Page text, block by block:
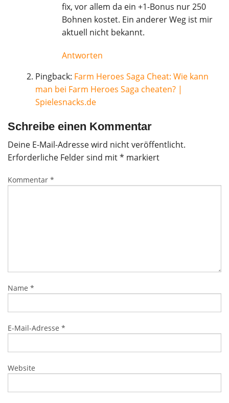
fix, vor allem da ein +1-Bonus nur 250
Bohnen kostet. Ein anderer Weg ist mir
aktuell nicht bekannt.
Antworten
Pingback: Farm Heroes Saga Cheat: Wie kann
man bei Farm Heroes Saga cheaten? |
Spielesnacks.de
Schreibe einen Kommentar
Deine E-Mail-Adresse wird nicht veröffentlicht.
Erforderliche Felder sind mit* markiert
Kommentar *
Name *
E-Mail-Adresse *
Website